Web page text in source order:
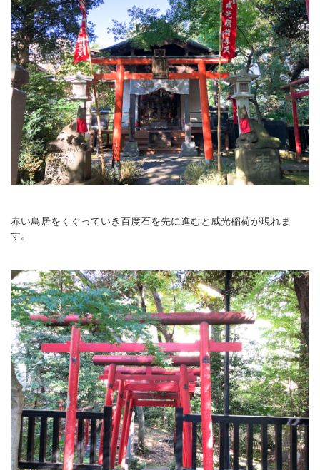
赤い鳥居をくぐっていき百度石を先に進むと威光稲荷が現れま
す。